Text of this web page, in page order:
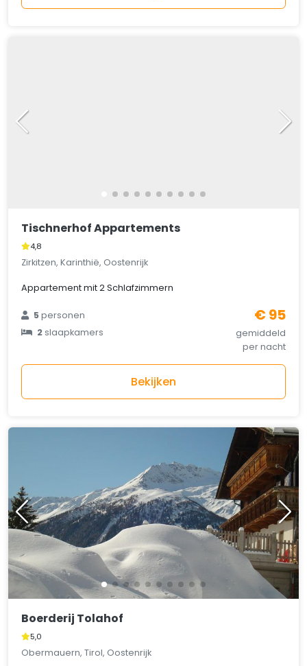
Tischnerhof Appartements
4,8
Zirkitzen, Karinthië, Oostenrijk
Appartement mit 2 Schlafzimmern
5personen
2slaapkamers
€ 95
gemiddeld
per nacht
Bekijken
Boerderij Tolahof
5,0
Obermauern, Tirol, Oostenrijk